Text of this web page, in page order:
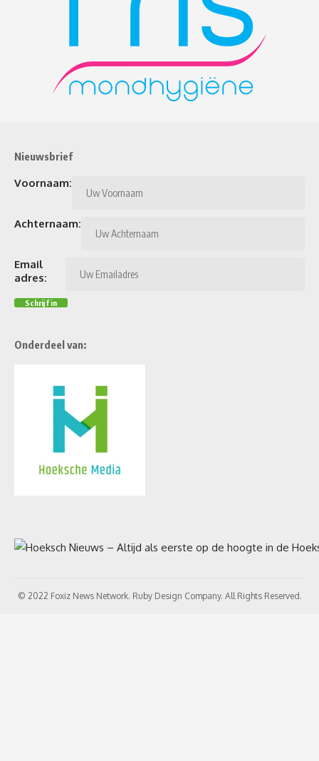
Nieuwsbrief
Voornaam:
Achternaam:
Email
adres:
Onderdeel van:
© 2022 Foxiz News Network. Ruby Design Company. All Rights Reserved.